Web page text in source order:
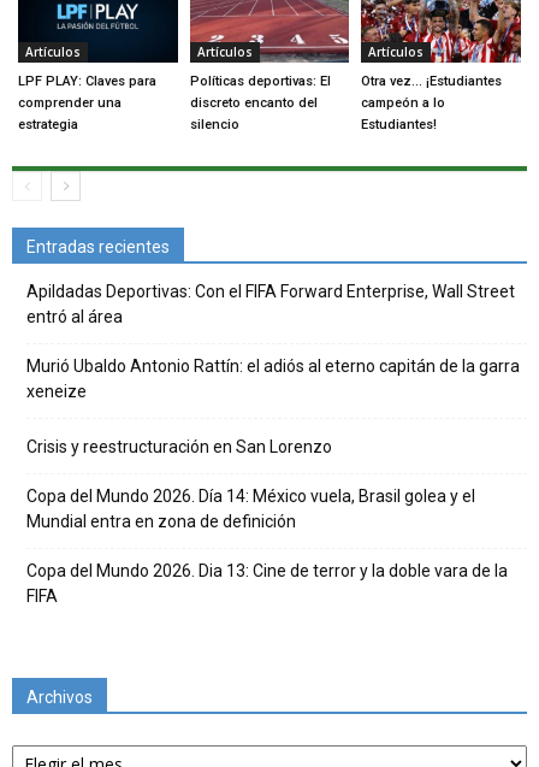
Artículos
LPF PLAY: Claves para
comprender una
estrategia
Artículos
Políticas deportivas: El
discreto encanto del
silencio
Artículos
Otra vez… ¡Estudiantes
campeón a lo
Estudiantes!
Entradas recientes
Apildadas Deportivas: Con el FIFA Forward Enterprise, Wall Street
entró al área
Murió Ubaldo Antonio Rattín: el adiós al eterno capitán de la garra
xeneize
Crisis y reestructuración en San Lorenzo
Copa del Mundo 2026. Día 14: México vuela, Brasil golea y el
Mundial entra en zona de definición
Copa del Mundo 2026. Dia 13: Cine de terror y la doble vara de la
FIFA
Archivos
Archivos